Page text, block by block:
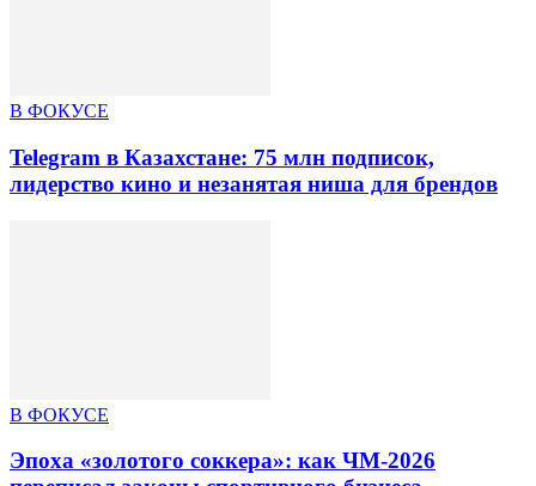
В ФОКУСЕ
Telegram в Казахстане: 75 млн подписок,
лидерство кино и незанятая ниша для брендов
В ФОКУСЕ
Эпоха «золотого соккера»: как ЧМ-2026